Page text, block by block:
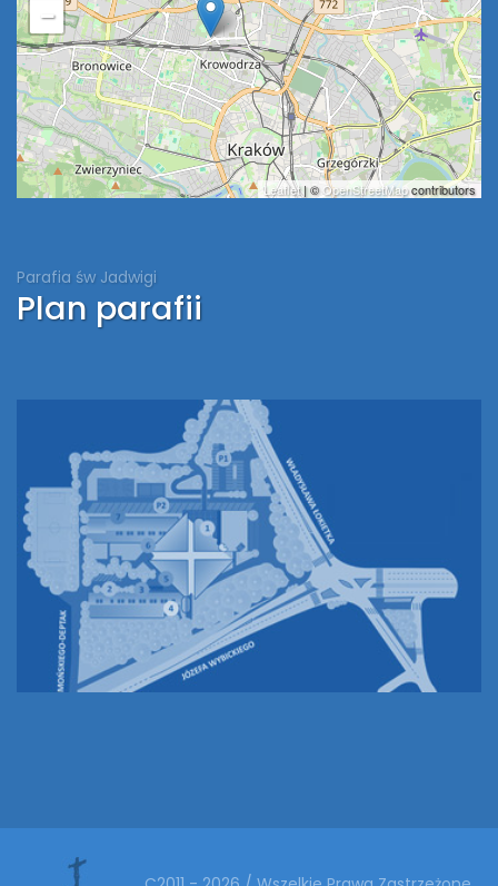
−
Leaflet| © OpenStreetMapcontributors
Parafia św Jadwigi
Plan parafii